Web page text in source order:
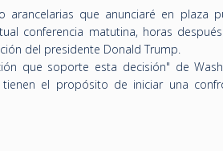
que anunciaré en plaza
conferencia matutina, horas
del presidente Donald Trump.
que soporte esta decisión" de
el propósito de iniciar una